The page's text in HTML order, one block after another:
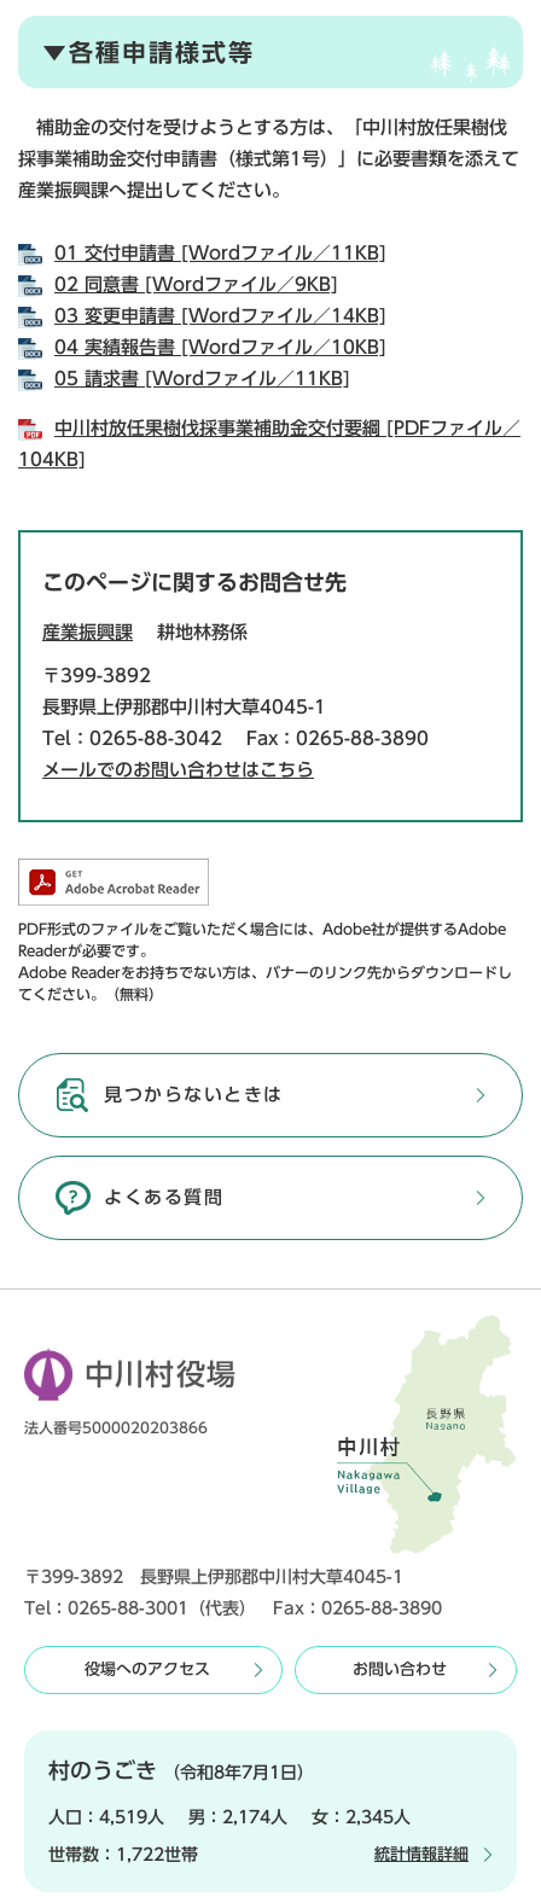
▼各種申請様式等
補助金の交付を受けようとする方は、「中川村放任果樹伐
採事業補助金交付申請書（様式第1号）」に必要書類を添えて
産業振興課へ提出してください。
01 交付申請書 [Wordファイル／11KB]
02 同意書 [Wordファイル／9KB]
03 変更申請書 [Wordファイル／14KB]
04 実績報告書 [Wordファイル／10KB]
05 請求書 [Wordファイル／11KB]
中川村放任果樹伐採事業補助金交付要綱 [PDFファイル／
104KB]
このページに関するお問合せ先
産業振興課 耕地林務係
〒399-3892
長野県上伊那郡中川村大草4045-1
Tel：0265-88-3042
Fax：0265-88-3890
メールでのお問い合わせはこちら
PDF形式のファイルをご覧いただく場合には、Adobe社が提供するAdobe
Readerが必要です。
Adobe Readerをお持ちでない方は、バナーのリンク先からダウンロードし
てください。（無料）
見つからないときは
よくある質問
中川村役場
法人番号5000020203866
〒399-3892 長野県上伊那郡中川村大草4045-1
Tel：0265-88-3001（代表） Fax：0265-88-3890
役場へのアクセス お問い合わせ
村のうごき （令和8年7月1日）
人口： 4,519人 男： 2,174人 女： 2,345人
世帯数： 1,722世帯 統計情報詳細